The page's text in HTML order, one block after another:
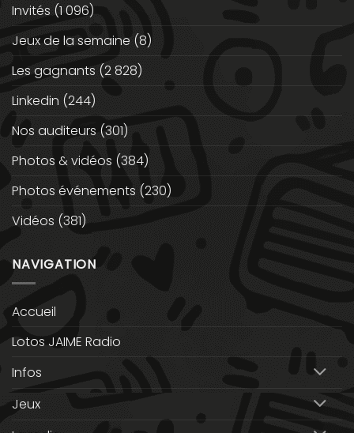
Invités (1 096)
Jeux de la semaine (8)
Les gagnants (2 828)
Linkedin (244)
Nos auditeurs (301)
Photos & vidéos (384)
Photos événements (230)
Vidéos (381)
NAVIGATION
Accueil
Lotos JAIME Radio
Infos
Jeux